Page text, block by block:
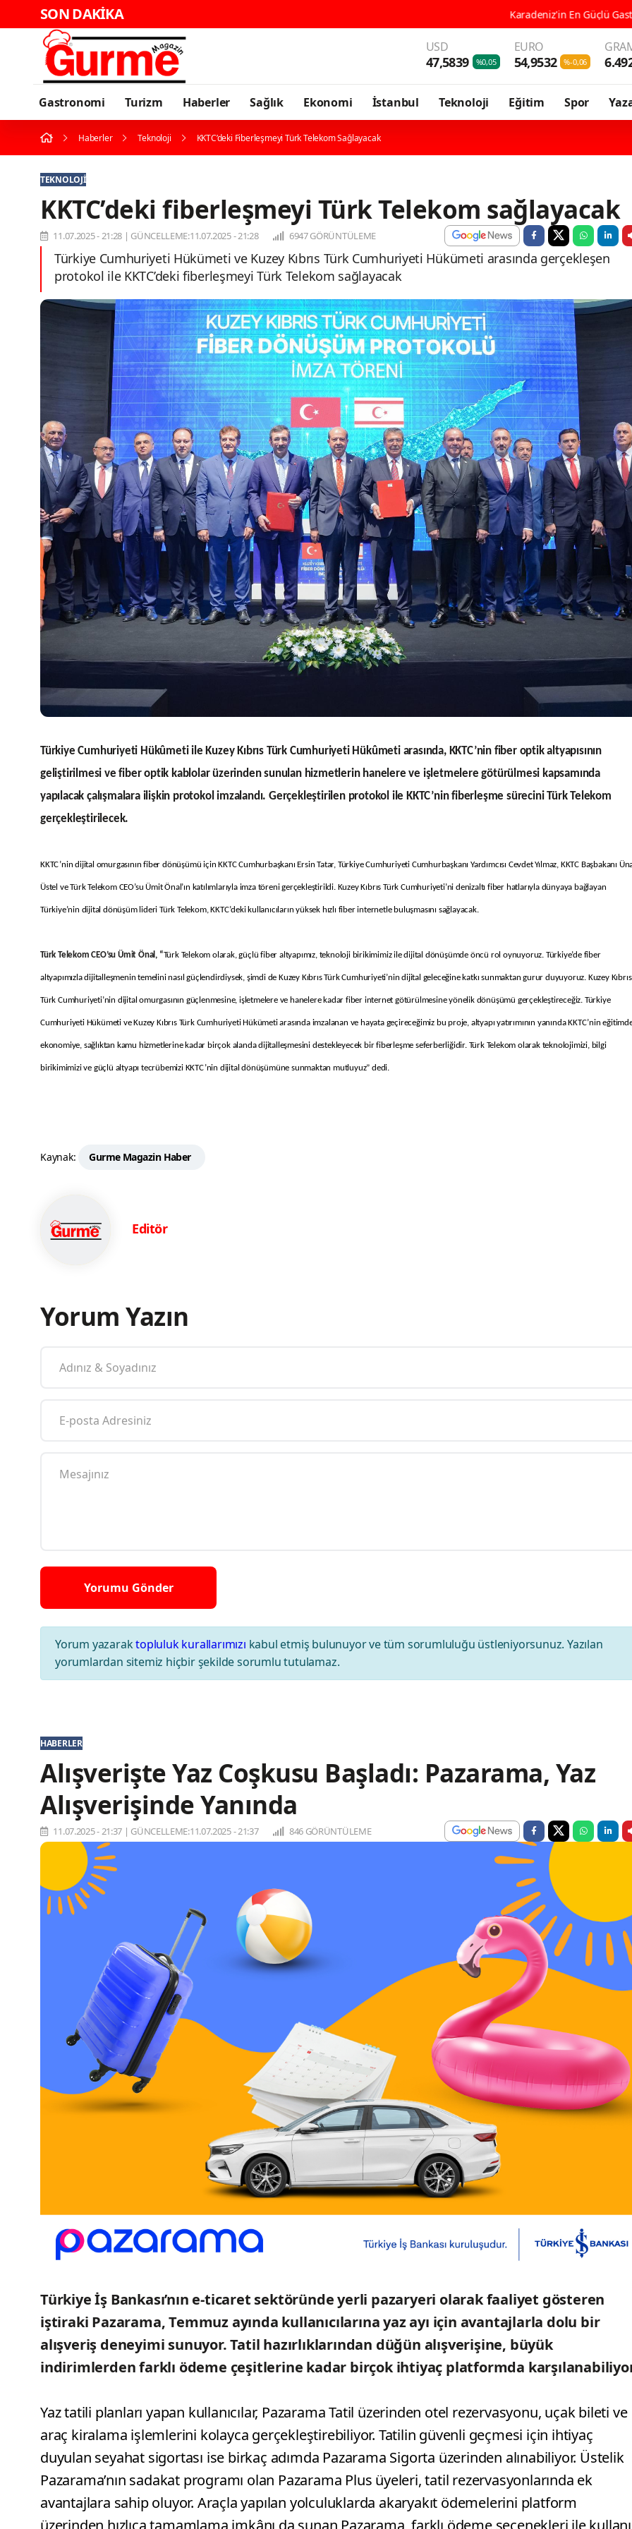
SON DAKİKA Karadeniz'in En Güçlü Gastronomi Kenti Ordu,
USD
47,5839 %0,05
EURO
54,9532 %-0,06
Gastronomi Turizm Haberler Sağlık Ekonomi İstanbul Teknoloji Eğitim Spor
Haberler Teknoloji KKTC’deki Fiberleşmeyi Türk Telekom Sağlayacak
TEKNOLOJI
KKTC’deki fiberleşmeyi Türk Telekom sağlayacak
11.07.2025 - 21:28 | GÜNCELLEME:11.07.2025 - 21:28 6947 GÖRÜNTÜLEME
Türkiye Cumhuriyeti Hükümeti ve Kuzey Kıbrıs Türk Cumhuriyeti Hükümeti arasında gerçekleşen
protokol ile KKTC’deki fiberleşmeyi Türk Telekom sağlayacak
Türkiye Cumhuriyeti Hükûmeti ile Kuzey Kıbrıs Türk Cumhuriyeti Hükûmeti arasında, KKTC’nin fiber optik altyapısının
geliştirilmesi ve fiber optik kablolar üzerinden sunulan hizmetlerin hanelere ve işletmelere götürülmesi kapsamında
yapılacak çalışmalara ilişkin protokol imzalandı. Gerçekleştirilen protokol ile KKTC’nin fiberleşme sürecini Türk Telekom
gerçekleştirilecek.
KKTC’nin dijital omurgasının fiber dönüşümü için KKTC Cumhurbaşkanı Ersin Tatar, Türkiye Cumhuriyeti Cumhurbaşkanı Yardımcısı Cevdet Yılmaz, KKTC Başbakanı
Üstel ve Türk Telekom CEO’su Ümit Önal’ın katılımlarıyla imza töreni gerçekleştirildi. Kuzey Kıbrıs Türk Cumhuriyeti’ni denizaltı fiber hatlarıyla dünyaya bağlayan
Türkiye’nin dijital dönüşüm lideri Türk Telekom, KKTC’deki kullanıcıların yüksek hızlı fiber internetle buluşmasını sağlayacak.
Türk Telekom CEO’su Ümit Önal, “Türk Telekom olarak, güçlü fiber altyapımız, teknoloji birikimimiz ile dijital dönüşümde öncü rol oynuyoruz. Türkiye’de fiber
altyapımızla dijitalleşmenin temelini nasıl güçlendirdiysek, şimdi de Kuzey Kıbrıs Türk Cumhuriyeti’nin dijital geleceğine katkı sunmaktan gurur duyuyoruz. Kuzey Kıbrıs
Türk Cumhuriyeti’nin dijital omurgasının güçlenmesine, işletmelere ve hanelere kadar fiber internet götürülmesine yönelik dönüşümü gerçekleştireceğiz. Türkiye
Cumhuriyeti Hükümeti ve Kuzey Kıbrıs Türk Cumhuriyeti Hükümeti arasında imzalanan ve hayata geçireceğimiz bu proje, altyapı yatırımının yanında KKTC’nin
ekonomiye, sağlıktan kamu hizmetlerine kadar birçok alanda dijitalleşmesini destekleyecek bir fiberleşme seferberliğidir. Türk Telekom olarak teknolojimizi, bilgi
birikimimizi ve güçlü altyapı tecrübemizi KKTC’nin dijital dönüşümüne sunmaktan mutluyuz” dedi.
Kaynak: Gurme Magazin Haber
Editör
Yorum Yazın
Yorum yazaraktopluluk kurallarımızı kabul etmiş bulunuyor ve tüm sorumluluğu üstleniyorsunuz. Yazılan
yorumlardan sitemiz hiçbir şekilde sorumlu tutulamaz.
HABERLER
Alışverişte Yaz Coşkusu Başladı: Pazarama, Yaz
Alışverişinde Yanında
11.07.2025 - 21:37 | GÜNCELLEME:11.07.2025 - 21:37 846 GÖRÜNTÜLEME
Türkiye İş Bankası’nın e-ticaret sektöründe yerli pazaryeri olarak faaliyet gösteren
iştiraki Pazarama, Temmuz ayında kullanıcılarına yaz ayı için avantajlarla dolu bir
alışveriş deneyimi sunuyor. Tatil hazırlıklarından düğün alışverişine, büyük
indirimlerden farklı ödeme çeşitlerine kadar birçok ihtiyaç platformda
Yaz tatili planları yapan kullanıcılar, Pazarama Tatil üzerinden otel rezervasyonu, uçak bileti ve
araç kiralama işlemlerini kolayca gerçekleştirebiliyor. Tatilin güvenli geçmesi için ihtiyaç
duyulan seyahat sigortası ise birkaç adımda Pazarama Sigorta üzerinden alınabiliyor. Üstelik
Pazarama’nın sadakat programı olan Pazarama Plus üyeleri, tatil rezervasyonlarında ek
avantajlara sahip oluyor. Araçla yapılan yolculuklarda akaryakıt ödemelerini platform
üzerinden hızlıca tamamlama imkânı da sunan Pazarama, farklı ödeme seçenekleri ile